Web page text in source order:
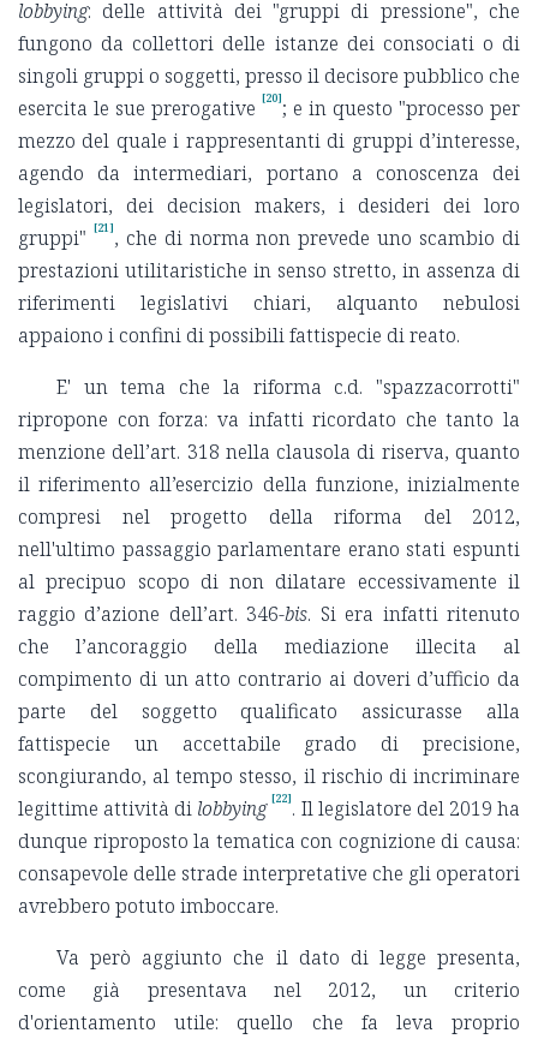
lobbying: delle attività dei "gruppi di pressione", che
fungono da collettori delle istanze dei consociati o di
singoli gruppi o soggetti, presso il decisore pubblico che
esercita le sue prerogative [20]; e in questo "processo per
mezzo del quale i rappresentanti di gruppi d’interesse,
agendo da intermediari, portano a conoscenza dei
legislatori, dei decision makers, i desideri dei loro
gruppi" [21], che di norma non prevede uno scambio di
prestazioni utilitaristiche in senso stretto, in assenza di
riferimenti legislativi chiari, alquanto nebulosi
appaiono i confini di possibili fattispecie di reato.
E' un tema che la riforma c.d. "spazzacorrotti"
ripropone con forza: va infatti ricordato che tanto la
menzione dell’art. 318 nella clausola di riserva, quanto
il riferimento all’esercizio della funzione, inizialmente
compresi nel progetto della riforma del 2012,
nell'ultimo passaggio parlamentare erano stati espunti
al precipuo scopo di non dilatare eccessivamente il
raggio d’azione dell’art. 346-bis. Si era infatti ritenuto
che l’ancoraggio della mediazione illecita al
compimento di un atto contrario ai doveri d’ufficio da
parte del soggetto qualificato assicurasse alla
fattispecie un accettabile grado di precisione,
scongiurando, al tempo stesso, il rischio di incriminare
legittime attività di lobbying [22]. Il legislatore del 2019 ha
dunque riproposto la tematica con cognizione di causa:
consapevole delle strade interpretative che gli operatori
avrebbero potuto imboccare.
Va però aggiunto che il dato di legge presenta,
come già presentava nel 2012, un criterio
d'orientamento utile: quello che fa leva proprio